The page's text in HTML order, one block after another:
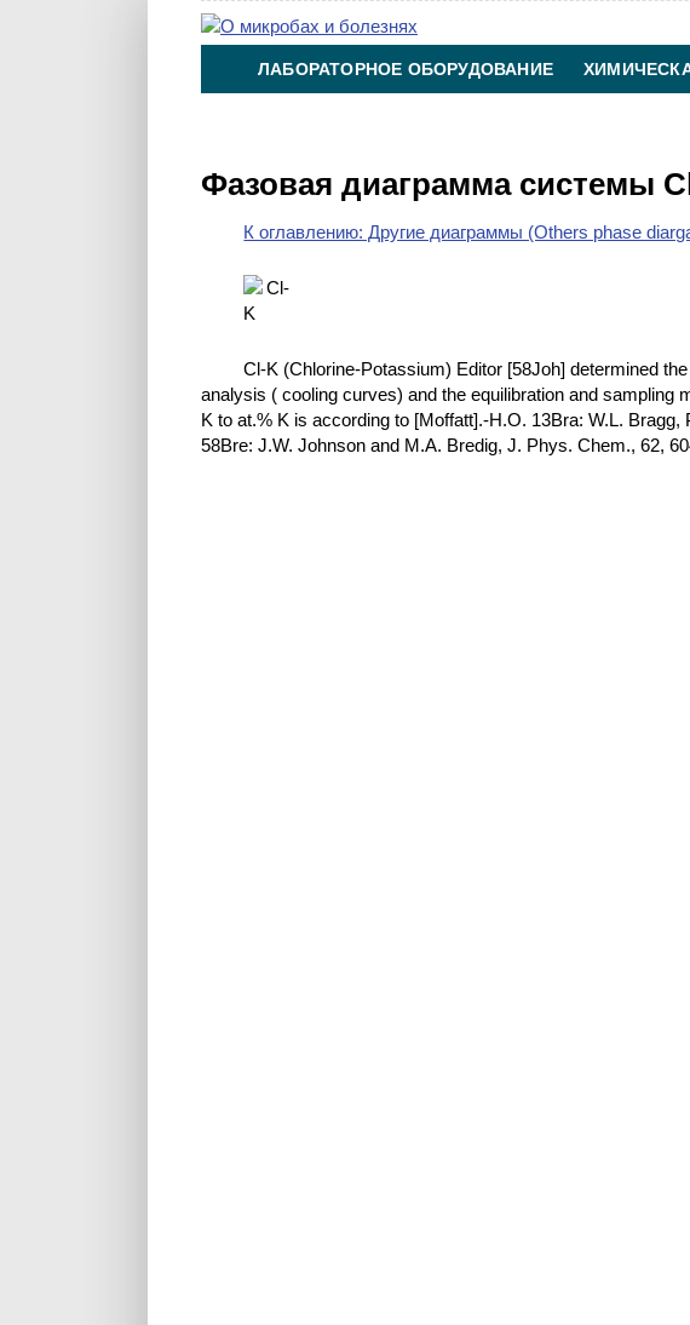
ЛАБОРАТОРНОЕ ОБОРУДОВАНИЕ
Фазовая диаграмма системы
К оглавлению: Другие диаграммы (Others phase
Cl-K (Chlorine-Potassium) Editor [58Joh] determined
analysis ( cooling curves) and the equilibration and sampling
K to at.% K is according to [Moffatt].-H.O. 13Bra: W.L.
58Bre: J.W. Johnson and M.A. Bredig, J. Phys. Chem., 62,